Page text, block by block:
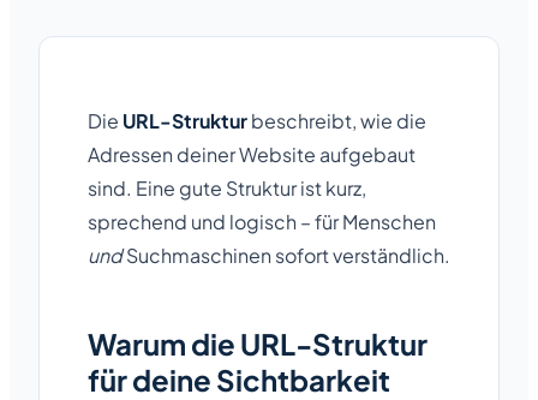
Die URL-Strukturbeschreibt, wie die
Adressen deiner Website aufgebaut
sind. Eine gute Struktur ist kurz,
sprechend und logisch – für Menschen
undSuchmaschinen sofort verständlich.
Warum die URL-Struktur
für deine Sichtbarkeit